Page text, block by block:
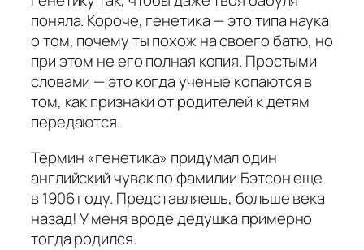
поняла. Короче, генетика — это типа наука
о том, почему ты похож на своего батю, но
при этом не его полная копия. Простыми
словами — это когда ученые копаются в
том, как признаки от родителей к детям
передаются.
Термин «генетика» придумал один
английский чувак по фамилии Бэтсон еще
в 1906 году. Представляешь, больше века
назад! У меня вроде дедушка примерно
тогда родился.